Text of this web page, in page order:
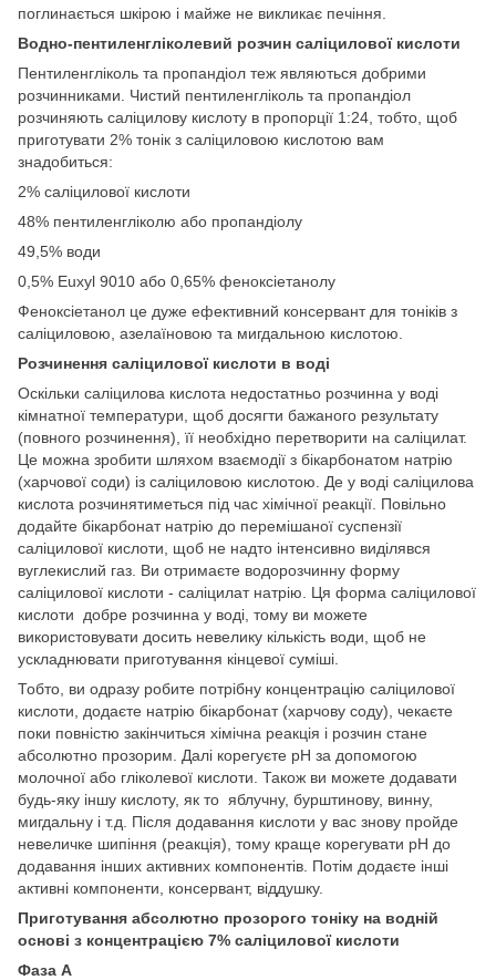
поглинається шкірою і майже не викликає печіння.
Водно-пентиленгліколевий розчин саліцилової кислоти
Пентиленгліколь та пропандіол теж являються добрими
розчинниками. Чистий пентиленгліколь та пропандіол
розчиняють саліцилову кислоту в пропорції 1:24, тобто, щоб
приготувати 2% тонік з саліциловою кислотою вам
знадобиться:
2% саліцилової кислоти
48% пентиленгліколю або пропандіолу
49,5% води
0,5% Euxyl 9010 або 0,65% феноксіетанолу
Феноксіетанол це дуже ефективний консервант для тоніків з
саліциловою, азелаїновою та мигдальною кислотою.
Розчинення саліцилової кислоти в воді
Оскільки саліцилова кислота недостатньо розчинна у воді
кімнатної температури, щоб досягти бажаного результату
(повного розчинення), її необхідно перетворити на саліцилат.
Це можна зробити шляхом взаємодії з бікарбонатом натрію
(харчової соди) із саліциловою кислотою. Де у воді саліцилова
кислота розчинятиметься під час хімічної реакції. Повільно
додайте бікарбонат натрію до перемішаної суспензії
саліцилової кислоти, щоб не надто інтенсивно виділявся
вуглекислий газ. Ви отримаєте водорозчинну форму
саліцилової кислоти - саліцилат натрію. Ця форма саліцилової
кислоти добре розчинна у воді, тому ви можете
використовувати досить невелику кількість води, щоб не
ускладнювати приготування кінцевої суміші.
Тобто, ви одразу робите потрібну концентрацію саліцилової
кислоти, додаєте натрію бікарбонат (харчову соду), чекаєте
поки повністю закінчиться хімічна реакція і розчин стане
абсолютно прозорим. Далі корегуєте рН за допомогою
молочної або гліколевої кислоти. Також ви можете додавати
будь-яку іншу кислоту, як то яблучну, бурштинову, винну,
мигдальну і т.д. Після додавання кислоти у вас знову пройде
невеличке шипіння (реакція), тому краще корегувати рН до
додавання інших активних компонентів. Потім додаєте інші
активні компоненти, консервант, віддушку.
Приготування абсолютно прозорого тоніку на водній
основі з концентрацією 7% саліцилової кислоти
Фаза А